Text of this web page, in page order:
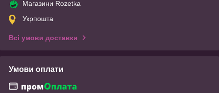
Магазини Rozetka
Укрпошта
Всі умови доставки
Умови оплати